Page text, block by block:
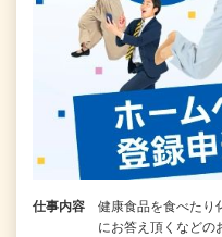
仕事内容
健康食品を食べたり
にお答え頂くなどの